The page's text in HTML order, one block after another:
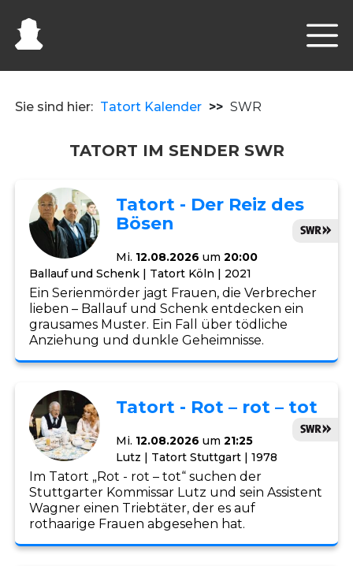
Sie sind hier: Tatort Kalender >> SWR
TATORT IM SENDER SWR
Tatort - Der Reiz des
Bösen
Mi. 12.08.2026 um20:00
Ballauf und Schenk | Tatort Köln | 2021
Ein Serienmörder jagt Frauen, die Verbrecher
lieben – Ballauf und Schenk entdecken ein
grausames Muster. Ein Fall über tödliche
Anziehung und dunkle Geheimnisse.
Tatort - Rot – rot – tot
Mi. 12.08.2026 um21:25
Lutz | Tatort Stuttgart | 1978
Im Tatort „Rot - rot – tot“ suchen der
Stuttgarter Kommissar Lutz und sein Assistent
Wagner einen Triebtäter, der es auf
rothaarige Frauen abgesehen hat.